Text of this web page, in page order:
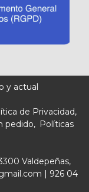
y actual
de Privacidad
pedido
Políticas
Valdepeñas,
| 926 04